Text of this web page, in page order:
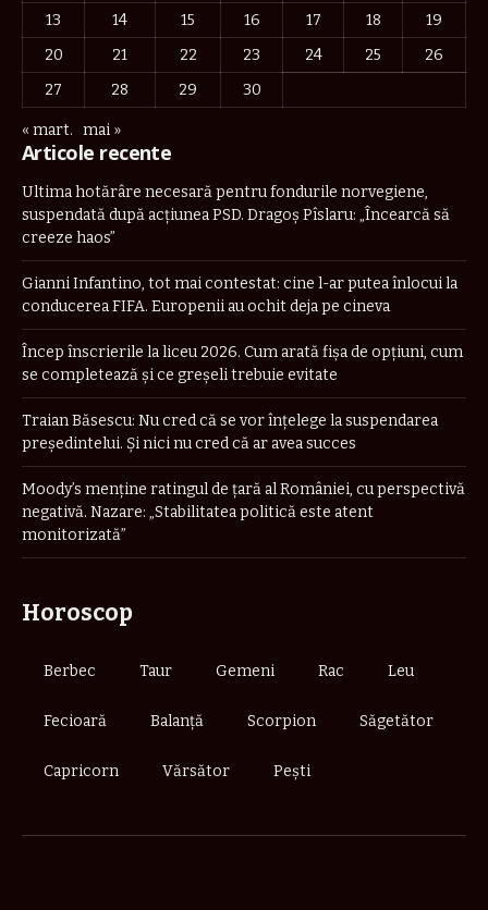
13
14 15 16 17 18
19
20
21 22 23 24 25
26
27
28 29 30
« mart. mai »
Articole recente
Ultima hotărâre necesară pentru fondurile norvegiene,
suspendată după acțiunea PSD. Dragoș Pîslaru: „Încearcă să
creeze haos”
Gianni Infantino, tot mai contestat: cine l-ar putea înlocui la
conducerea FIFA. Europenii au ochit deja pe cineva
Încep înscrierile la liceu 2026. Cum arată fișa de opțiuni, cum
se completează și ce greșeli trebuie evitate
Traian Băsescu: Nu cred că se vor înţelege la suspendarea
preşedintelui. Şi nici nu cred că ar avea succes
Moody’s menține ratingul de țară al României, cu perspectivă
negativă. Nazare: „Stabilitatea politică este atent
monitorizată”
Horoscop
Berbec Taur Gemeni Rac Leu
Fecioară Balanță Scorpion Săgetător
Capricorn Vărsător Pești